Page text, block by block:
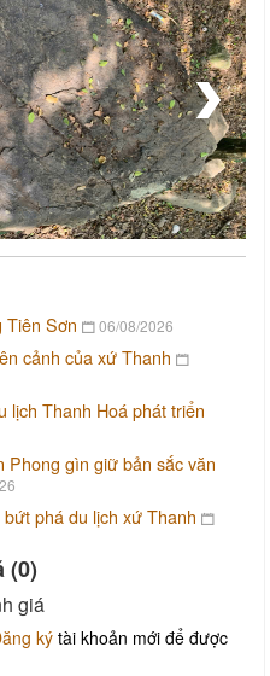
Tiên Sơn 06/08/2026
cảnh của xứ Thanh
lịch Thanh Hoá phát triển
Phong gìn giữ bản sắc văn
phá du lịch xứ Thanh
(0)
giá
ký tài khoản mới để được